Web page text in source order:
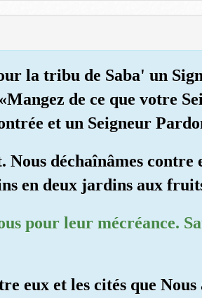
la tribu de Saba' un
de ce que votre
et un Seigneur
Nous déchaînâmes
en deux jardins aux
pour leur mécréance.
eux et les cités que